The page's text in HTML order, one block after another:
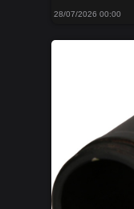
28/07/2026 00:00